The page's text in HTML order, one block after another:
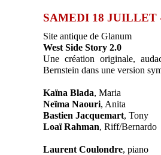
SAMEDI 18 JUILLET
Site antique de Glanum
West Side Story 2.0
Une création originale,
Bernstein dans une version
Kaïna Blada, Maria
Neïma Naouri, Anita
Bastien Jacquemart, Tony
Loaï Rahman, Riff/Bernardo
Laurent Coulondre, piano